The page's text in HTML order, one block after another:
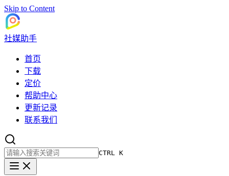
Skip to Content
社媒助手
首页
下载
定价
帮助中心
更新记录
联系我们
CTRL K